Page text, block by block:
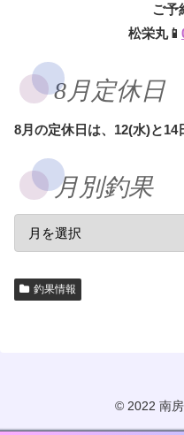
ご予
松栄丸📱
8月定休日
8月の定休日は、12(水)と14
月別釣果
釣果情報
© 2022 南